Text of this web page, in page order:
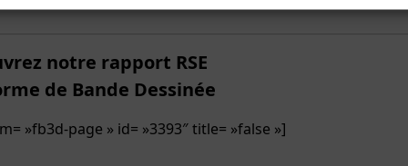
notre rapport RSE
de Bande Dessinée
»fb3d-page » id= »3393″ title= »false »]